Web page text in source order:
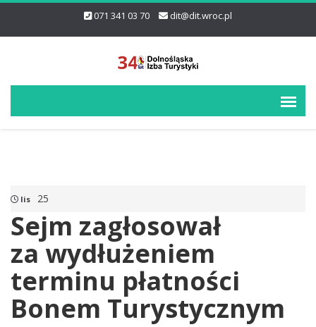
071 341 03 70 dit@dit.wroc.pl
lis 25
Sejm zagłosował
za wydłużeniem
terminu płatności
Bonem Turystycznym